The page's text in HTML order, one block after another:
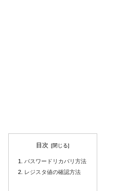
目次
パスワードリカバリ方法
レジスタ値の確認方法